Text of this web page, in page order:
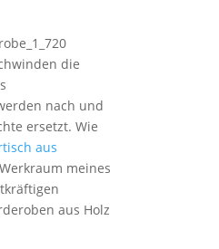
die
nach und
ersetzt. Wie
aus
meines
aus Holz